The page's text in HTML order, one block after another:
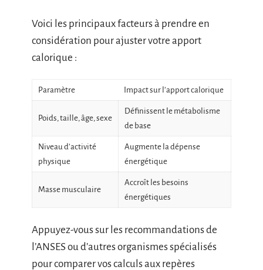
Voici les principaux facteurs à prendre en
considération pour ajuster votre apport
calorique :
Paramètre Impact sur l’apport calorique
Poids, taille, âge, sexe
Définissent le métabolisme
de base
Niveau d’activité
physique
Augmente la dépense
énergétique
Masse musculaire
Accroît les besoins
énergétiques
Appuyez-vous sur les recommandations de
l’ANSES ou d’autres organismes spécialisés
pour comparer vos calculs aux repères